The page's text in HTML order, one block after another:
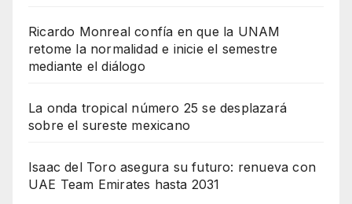
Ricardo Monreal confía en que la UNAM
retome la normalidad e inicie el semestre
mediante el diálogo
La onda tropical número 25 se desplazará
sobre el sureste mexicano
Isaac del Toro asegura su futuro: renueva con
UAE Team Emirates hasta 2031